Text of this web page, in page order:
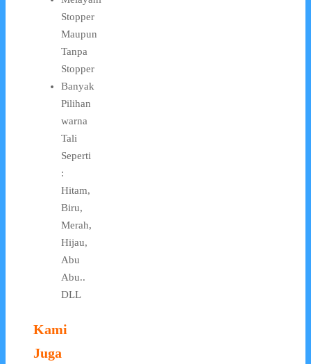
Stopper
Maupun
Tanpa
Stopper
Banyak
Pilihan
warna
Tali
Seperti
:
Hitam,
Biru,
Merah,
Hijau,
Abu
Abu..
DLL
Kami
Juga